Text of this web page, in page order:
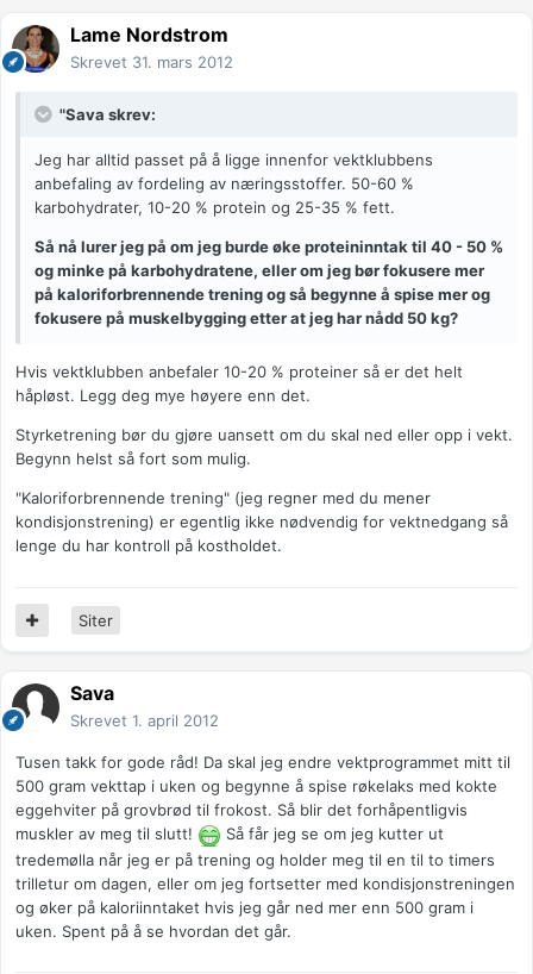
Lame Nordstrom
Skrevet 31. mars 2012
"Sava skrev:
Jeg har alltid passet på å ligge innenfor vektklubbens
anbefaling av fordeling av næringsstoffer. 50-60 %
karbohydrater, 10-20 % protein og 25-35 % fett.
Så nå lurer jeg på om jeg burde øke proteininntak til 40 - 50 %
og minke på karbohydratene, eller om jeg bør fokusere mer
på kaloriforbrennende trening og så begynne å spise mer og
fokusere på muskelbygging etter at jeg har nådd 50 kg?
Hvis vektklubben anbefaler 10-20 % proteiner så er det helt
håpløst. Legg deg mye høyere enn det.
Styrketrening bør du gjøre uansett om du skal ned eller opp i vekt.
Begynn helst så fort som mulig.
"Kaloriforbrennende trening" (jeg regner med du mener
kondisjonstrening) er egentlig ikke nødvendig for vektnedgang så
lenge du har kontroll på kostholdet.
Siter
Sava
Skrevet 1. april 2012
Tusen takk for gode råd! Da skal jeg endre vektprogrammet mitt til
500 gram vekttap i uken og begynne å spise røkelaks med kokte
eggehviter på grovbrød til frokost. Så blir det forhåpentligvis
muskler av meg til slutt!
Så får jeg se om jeg kutter ut
tredemølla når jeg er på trening og holder meg til en til to timers
trilletur om dagen, eller om jeg fortsetter med kondisjonstreningen
og øker på kaloriinntaket hvis jeg går ned mer enn 500 gram i
uken. Spent på å se hvordan det går.